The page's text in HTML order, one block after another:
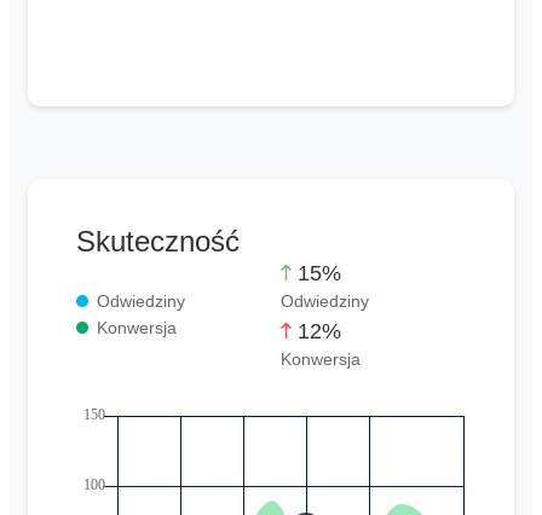
Skuteczność
Odwiedziny
Konwersja
15%
Odwiedziny
12%
Konwersja